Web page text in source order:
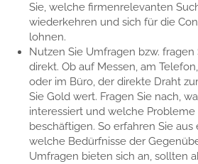
Sie, welche firmenrelevanten
wiederkehren und sich für die
lohnen.
Nutzen Sie Umfragen bzw.
direkt. Ob auf Messen, am
oder im Büro, der direkte Draht
Sie Gold wert. Fragen Sie nach,
interessiert und welche
beschäftigen. So erfahren Sie aus
welche Bedürfnisse der
Umfragen bieten sich an, sollten